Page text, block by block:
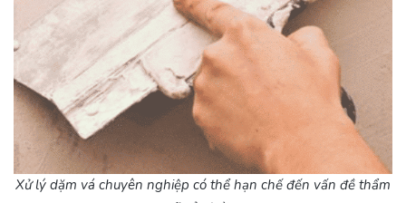
Xử lý dặm vá chuyên nghiệp có thể hạn chế đến vấn đề thẩm